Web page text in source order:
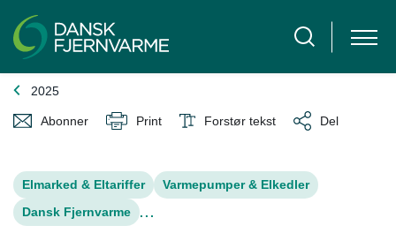
2025
Abonner Print Forstør tekst Del
Elmarked & Eltariffer
Varmepumper & Elkedler
Dansk Fjernvarme
...